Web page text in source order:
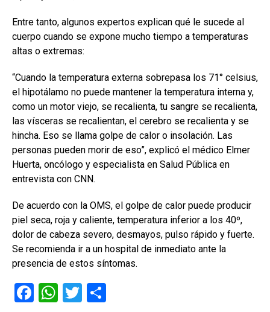
Entre tanto, algunos expertos explican qué le sucede al
cuerpo cuando se expone mucho tiempo a temperaturas
altas o extremas:
“Cuando la temperatura externa sobrepasa los 71° celsius,
el hipotálamo no puede mantener la temperatura interna y,
como un motor viejo, se recalienta, tu sangre se recalienta,
las vísceras se recalientan, el cerebro se recalienta y se
hincha. Eso se llama golpe de calor o insolación. Las
personas pueden morir de eso”, explicó el médico Elmer
Huerta, oncólogo y especialista en Salud Pública en
entrevista con CNN.
De acuerdo con la OMS, el golpe de calor puede producir
piel seca, roja y caliente, temperatura inferior a los 40º,
dolor de cabeza severo, desmayos, pulso rápido y fuerte.
Se recomienda ir a un hospital de inmediato ante la
presencia de estos síntomas.
F
W T